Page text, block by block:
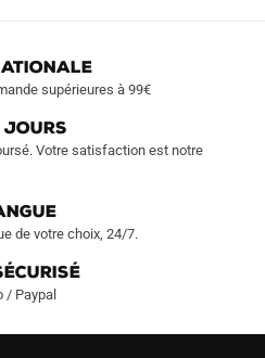
supérieures à 99€
JOURS
Votre satisfaction est notre
de votre choix, 24/7.
/ Paypal